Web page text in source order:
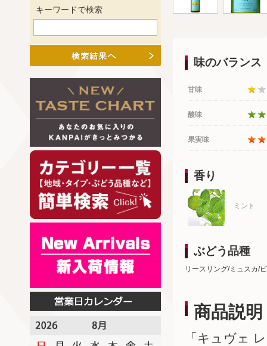
味のバランス
甘味
酸味
果実味
香り
ミント
ぶどう品種
リースリング/ミュスカ/
商品説明
「キュヴェ
キーワードで検索